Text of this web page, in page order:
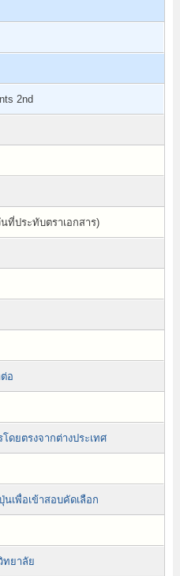
2nd
ที่ประทับตราเอกสาร)
อ
ยตรงจากต่างประเทศ
เพื่อเข้าสอบคัดเลือก
ทยาลัย